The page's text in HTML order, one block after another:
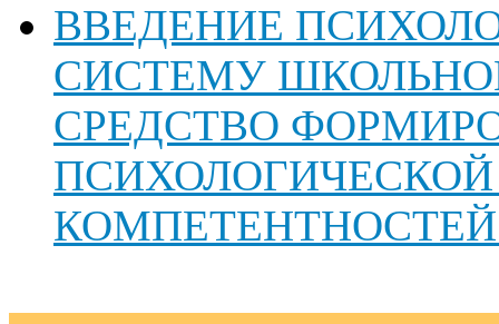
ВВЕДЕНИЕ
СИСТЕМУ
СРЕДСТВО